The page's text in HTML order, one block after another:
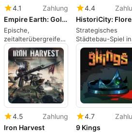
4.1
Zahlung
Empire Earth: Gold Edition
Epische,
zeitalterübergreifende
RTS, die Kampagnen
und
benutzerdefinierte
Szenarien bietet
4.4
Strategisches
Städtebau-Spiel in
Renaissance-
Umgebung
4.5
Zahlung
Iron Harvest
4.7
9 Kings